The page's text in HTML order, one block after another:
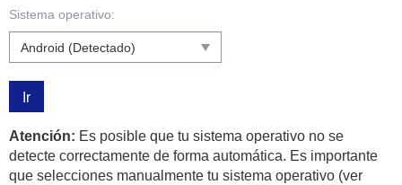
Sistema operativo:
Ir
Atención: Es posible que tu sistema operativo no se
detecte correctamente de forma automática. Es importante
que selecciones manualmente tu sistema operativo (ver